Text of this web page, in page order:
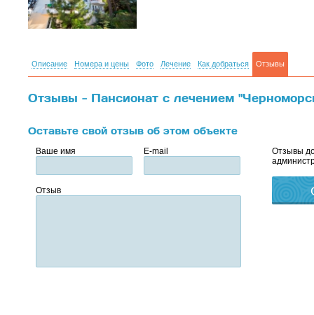
Описание Номера и цены Фото Лечение Как добраться Отзывы
Отзывы - Пансионат с лечением
Оставьте свой отзыв об этом объекте
Ваше имя E-mail
Отзыв
Отзывы